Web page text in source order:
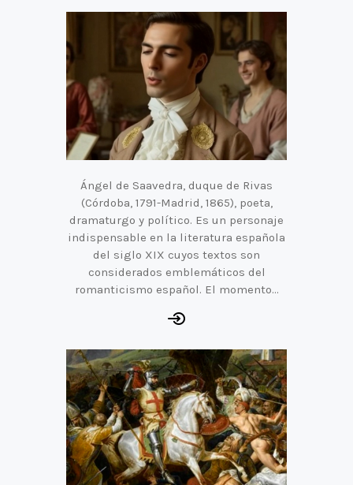
Ángel de Saavedra, duque de Rivas
(Córdoba, 1791-Madrid, 1865), poeta,
dramaturgo y político. Es un personaje
indispensable en la literatura española
del siglo XIX cuyos textos son
considerados emblemáticos del
romanticismo español. El momento…